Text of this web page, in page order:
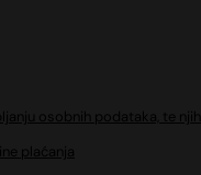
osobnih podataka, te
plaćanja